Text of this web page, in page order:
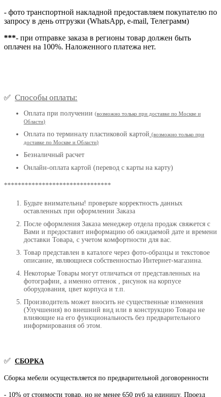
- фото транспортной накладной предоставляем покупателю по
запросу в день отгрузки (WhatsApp, e-mail, Телеграмм)
***- при отправке заказа в регионы товар должен быть
оплачен на 100%. Наложенного платежа нет.
✅ Способы оплаты:
Оплата при получении (возможно только при доставке по Москве и
Области)
Оплата по терминалу пластиковой картой (возможно только при
доставке по Москве и Области)
Безналичный расчет
Онлайн-оплата картой (перевод с карты на карту)
*******************************
Будьте внимательны! проверьте корректность данных
оставленных при оформлении Заказа
После оформления Заказа менеджер отдела продаж свяжется с
Вами и предоставит информацию об ожидаемой дате и времени
доставки Товара, с учетом комфортности для вас.
Товар представлен в каталоге через фото-образцы и текстовое
описание, являющиеся собственностью Интернет-магазина.
Некоторые Товары могут отличаться от представленных на
фотографии, а именно оттенок , рисунок на корпусе
оборудования, цвет корпуса и т.п.
Производитель может вносить не существенные изменения
(Улучшения) во внешний вид или в конструкцию Товара не
влияющие на его функциональность без предварительного
информирования об этом.
✅ СБОРКА
Сборка мебели осуществляется по предварительной договоренности
- 10% от стоимости товар, но не менее 650 руб за единицу. Проезд